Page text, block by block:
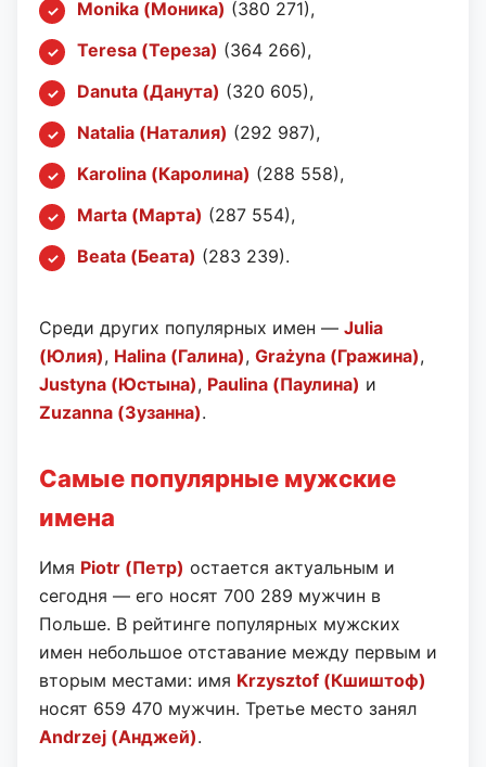
Monika (Моника) (380 271),
Teresa (Тереза) (364 266),
Danuta (Данута) (320 605),
Natalia (Наталия) (292 987),
Karolina (Каролина) (288 558),
Marta (Марта) (287 554),
Beata (Беата) (283 239).
Среди других популярных имен — Julia
(Юлия), Halina (Галина), Grażyna (Гражина),
Justyna (Юстына), Paulina (Паулина) и
Zuzanna (Зузанна).
Самые популярные мужские
имена
Имя Piotr (Петр) остается актуальным и
сегодня — его носят 700 289 мужчин в
Польше. В рейтинге популярных мужских
имен небольшое отставание между первым и
вторым местами: имя Krzysztof (Кшиштоф)
носят 659 470 мужчин. Третье место занял
Andrzej (Анджей).